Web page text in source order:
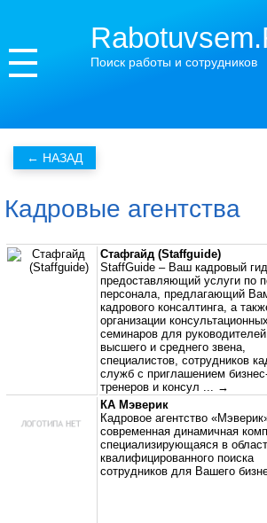
Поиск работы и сотрудников
Кадровые агентства
Стафгайд (Staffguide)
StaffGuide – Ваш кадровый гид,
предоставляющий услуги по
персонала, предлагающий
кадрового консалтинга, а
организации консультационных
семинаров для руководителей
высшего и среднего звена,
специалистов, сотрудников
служб с приглашением
тренеров и консул
... →
КА Мэверик
Кадровое агентство
современная динамичная
специализирующаяся в
квалифицированного поиска
сотрудников для Вашего